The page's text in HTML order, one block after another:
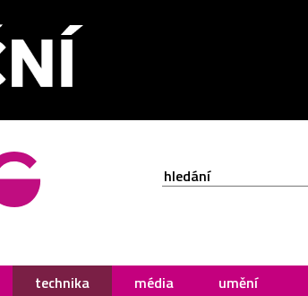
technika média umění